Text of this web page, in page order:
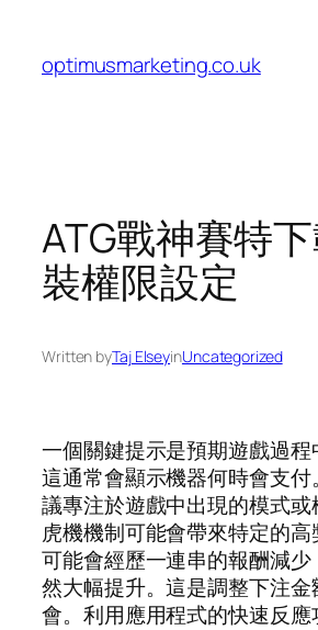
content
optimusmarketing.co.uk
ATG戰神賽特
裝權限設定
Written byTaj ElseyinUncategorized
一個關鍵提示是預期遊戲過程
這通常會顯示機器何時會支付
議專注於遊戲中出現的模式
虎機機制可能會帶來特定的
可能會經歷一連串的報酬減少
然大幅提升。這是調整下注金
會。利用應用程式的快速反應